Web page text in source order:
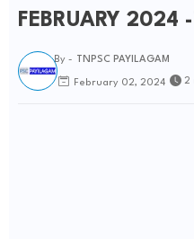
FEBRUARY 2024
By - TNPSC PAYILAGAM
February 02, 2024 2